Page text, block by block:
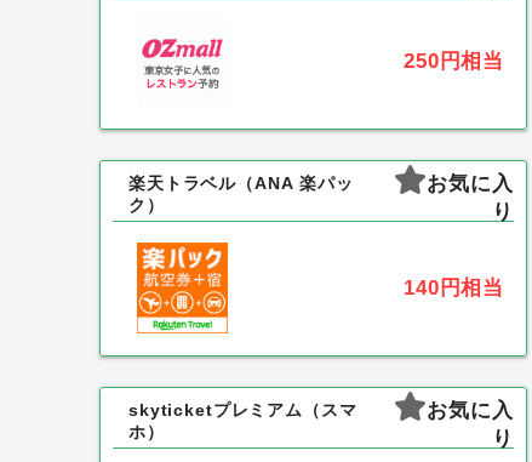
250円相当
楽天トラベル（ANA 楽パッ
ク）
お気に入
り
140円相当
skyticketプレミアム（スマ
ホ）
お気に入
り